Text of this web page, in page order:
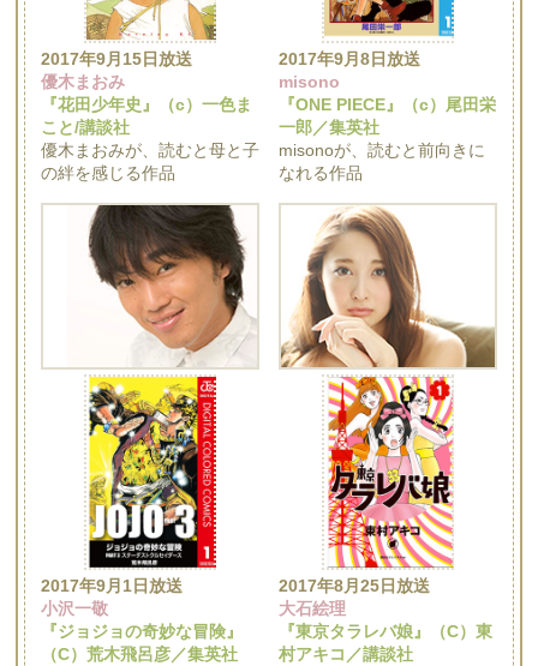
2017年9月15日放送
優木まおみ
『花田少年史』（c）一色ま
こと/講談社
優木まおみが、読むと母と子
の絆を感じる作品
2017年9月8日放送
misono
『ONE PIECE』（c）尾田栄
一郎／集英社
misonoが、読むと前向きに
なれる作品
2017年9月1日放送
小沢一敬
『ジョジョの奇妙な冒険』
（C）荒木飛呂彦／集英社
2017年8月25日放送
大石絵理
『東京タラレバ娘』（C）東
村アキコ／講談社